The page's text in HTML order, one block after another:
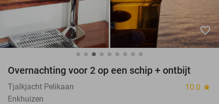
10+ miljoen leden
favorite_border
Overnachting voor 2 op een schip + ontbijt
Tjalkjacht Pelikaan 10.0 star
Enkhuizen